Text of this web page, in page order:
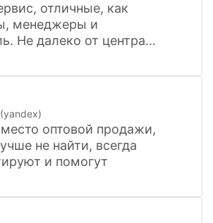
отличные, как
менеджеры и
Не далеко от центра
оптовой продажи,
не найти, всегда
и помогут